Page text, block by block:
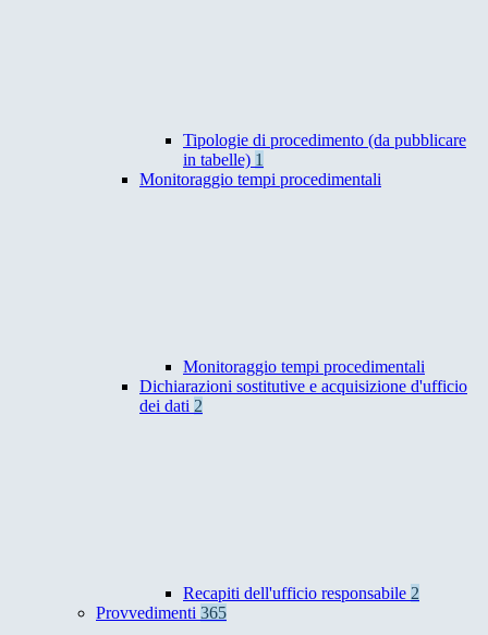
Tipologie di procedimento (da pubblicare
in tabelle) 1
Monitoraggio tempi procedimentali
Monitoraggio tempi procedimentali
Dichiarazioni sostitutive e acquisizione d'ufficio
dei dati 2
Recapiti dell'ufficio responsabile 2
Provvedimenti 365